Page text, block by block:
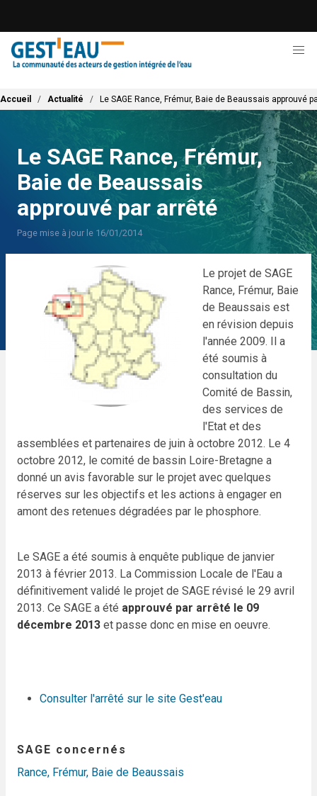
contenu
principal
Fil d'Ariane
Accueil Actualité Le SAGE Rance, Frémur, Baie de Beaussais approuvé
Le SAGE Rance, Frémur,
Baie de Beaussais
approuvé par arrêté
Page mise à jour le 16/01/2014
Le projet de SAGE
Rance, Frémur, Baie
de Beaussais est
en révision depuis
l'année 2009. Il a
été soumis à
consultation du
Comité de Bassin,
des services de
l'Etat et des
assemblées et partenaires de juin à octobre 2012. Le 4
octobre 2012, le comité de bassin Loire-Bretagne a
donné un avis favorable sur le projet avec quelques
réserves sur les objectifs et les actions à engager en
amont des retenues dégradées par le phosphore.
Le SAGE a été soumis à enquête publique de janvier
2013 à février 2013. La Commission Locale de l'Eau a
définitivement validé le projet de SAGE révisé le 29 avril
2013. Ce SAGE a été approuvé par arrêté le 09
décembre 2013 et passe donc en mise en oeuvre.
Consulter l'arrêté sur le site Gest'eau
SAGE concernés
Rance, Frémur, Baie de Beaussais